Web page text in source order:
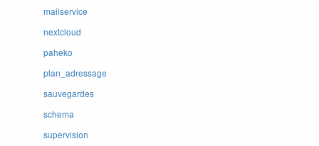
mailservice
nextcloud
paheko
plan_adressage
sauvegardes
schema
supervision